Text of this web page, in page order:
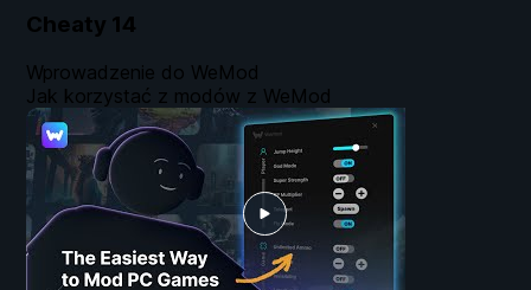
Cheaty 14
Wprowadzenie do WeMod
Jak korzystać z modów z WeMod